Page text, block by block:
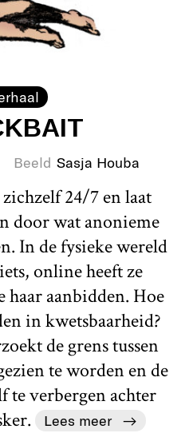
Beeld Sasja Houba
24/7 en laat
door wat anonieme
In de fysieke wereld
online heeft ze
haar aanbidden. Hoe
in kwetsbaarheid?
de grens tussen
te worden en de
te verbergen achter
Lees meer